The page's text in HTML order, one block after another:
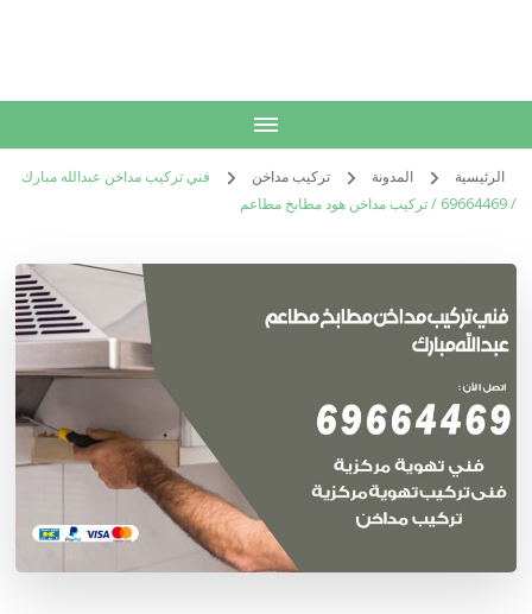
الرئيسية المدونة تركيب مداخن
فني تركيب مداخن عبدالله مبارك
/ 69664469 / تركيب مداخن هود مطابخ مطاعم